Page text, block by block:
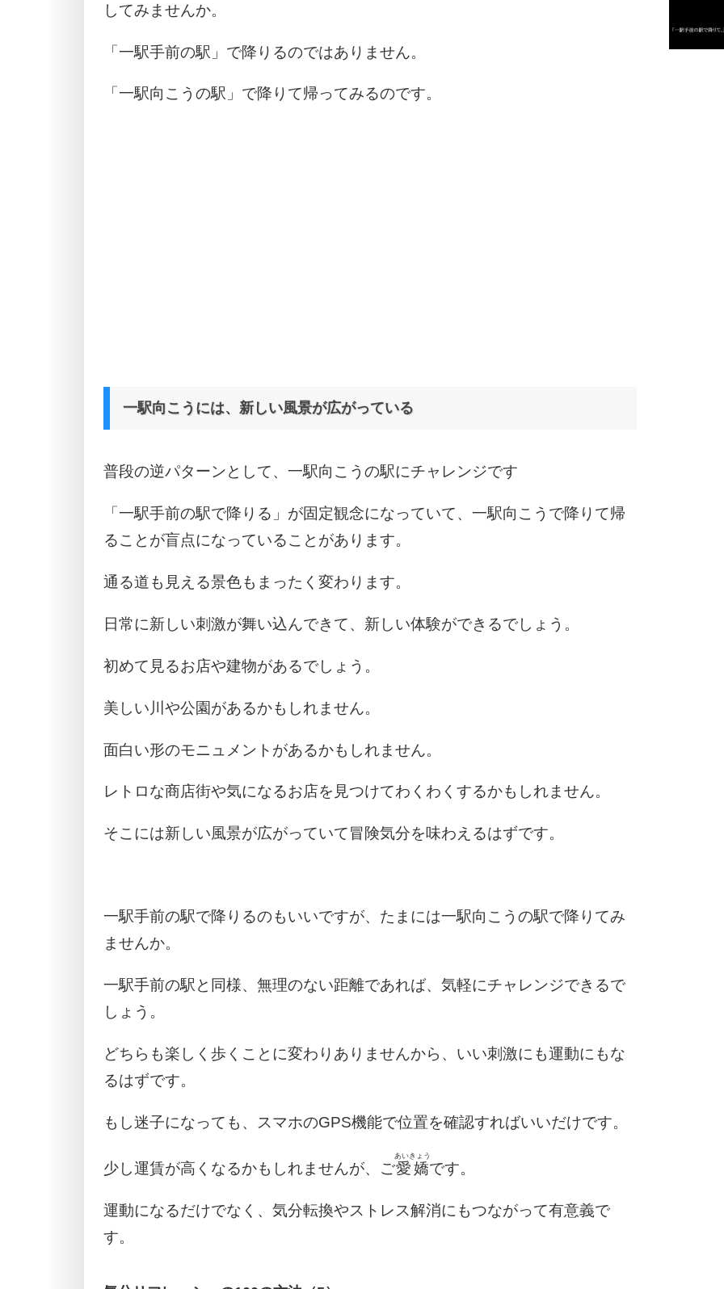
してみませんか。
「一駅手前の駅」で降りるのではありません。
「一駅向こうの駅」で降りて帰ってみるのです。
一駅向こうには、新しい風景が広がっている
普段の逆パターンとして、一駅向こうの駅にチャレンジです
「一駅手前の駅で降りる」が固定観念になっていて、一駅向こうで降りて帰
ることが盲点になっていることがあります。
通る道も見える景色もまったく変わります。
日常に新しい刺激が舞い込んできて、新しい体験ができるでしょう。
初めて見るお店や建物があるでしょう。
美しい川や公園があるかもしれません。
面白い形のモニュメントがあるかもしれません。
レトロな商店街や気になるお店を見つけてわくわくするかもしれません。
そこには新しい風景が広がっていて冒険気分を味わえるはずです。
一駅手前の駅で降りるのもいいですが、たまには一駅向こうの駅で降りてみ
ませんか。
一駅手前の駅と同様、無理のない距離であれば、気軽にチャレンジできるで
しょう。
どちらも楽しく歩くことに変わりありませんから、いい刺激にも運動にもな
るはずです。
もし迷子になっても、スマホのGPS機能で位置を確認すればいいだけです。
少し運賃が高くなるかもしれませんが、ご愛嬌
あいきょう
です。
運動になるだけでなく、気分転換やストレス解消にもつながって有意義で
す。
3